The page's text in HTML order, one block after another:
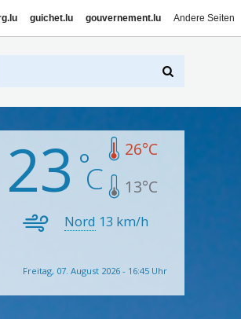
guichet.lu gouvernement.lu Andere Seiten
23 26°C
13°C
Nord 13 km/h
Freitag, 07. August 2026 - 16:45 Uhr